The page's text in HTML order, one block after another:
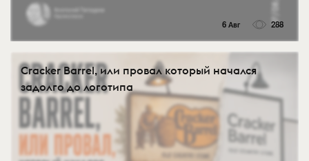
6 Авг 288
Cracker Barrel, или провал который начался
задолго до логотипа